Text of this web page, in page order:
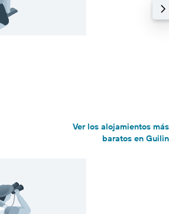
Ver los alojamientos más
baratos en Guilin